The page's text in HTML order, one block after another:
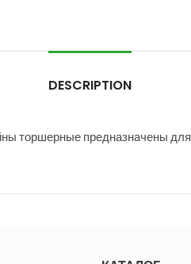
DESCRIPTION
торшерные предназначены